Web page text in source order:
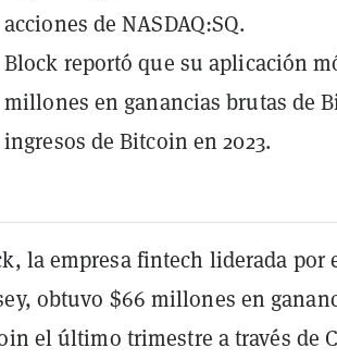
acciones de NASDAQ:SQ.
Block reportó que su aplicación
millones en ganancias brutas de
ingresos de Bitcoin en 2023.
la empresa fintech liderada por
obtuvo $66 millones en
el último trimestre a través de